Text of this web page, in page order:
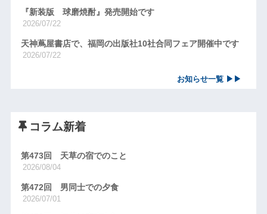
『新装版 球磨焼酎』発売開始です
2026/07/22
天神蔦屋書店で、福岡の出版社10社合同フェア開催中です
2026/07/22
お知らせ一覧 ▶▶
コラム新着
第473回 天草の宿でのこと
2026/08/04
第472回 男同士での夕食
2026/07/01